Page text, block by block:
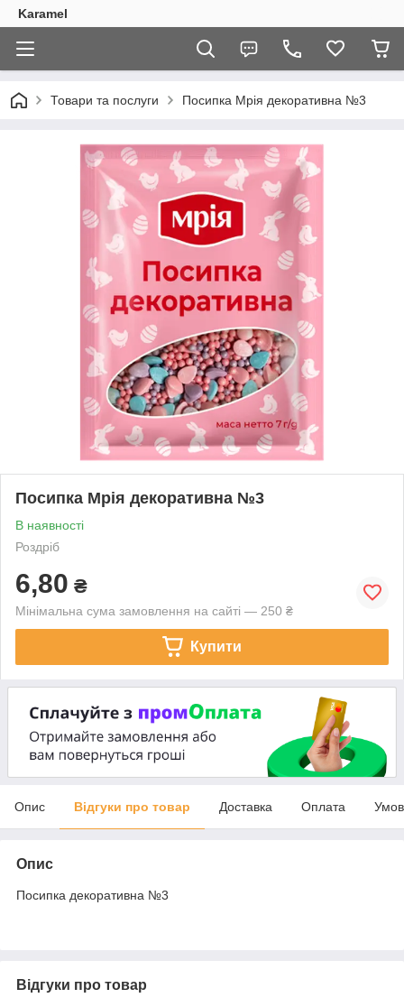
Karamel
Товари та послуги Посипка Мрія декоративна №3
Посипка Мрія декоративна №3
В наявності
Роздріб
6,80 ₴
Мінімальна сума замовлення на сайті — 250 ₴
Купити
Опис Відгуки про товар Доставка Оплата
Опис
Посипка декоративна №3
Відгуки про товар